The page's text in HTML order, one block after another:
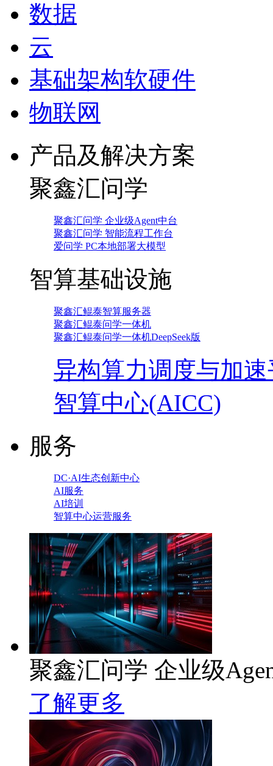
数据
云
基础架构软硬件
物联网
产品及解决方案
聚鑫汇问学
聚鑫汇问学 企业级Agent中台
聚鑫汇问学 智能流程工作台
爱问学 PC本地部署大模型
智算基础设施
聚鑫汇鲲泰智算服务器
聚鑫汇鲲泰问学一体机
聚鑫汇鲲泰问学一体机DeepSeek版
异构算力调度与加
智算中心(AICC)
服务
DC·AI生态创新中心
AI服务
AI培训
智算中心运营服务
聚鑫汇问学 企业级
了解更多